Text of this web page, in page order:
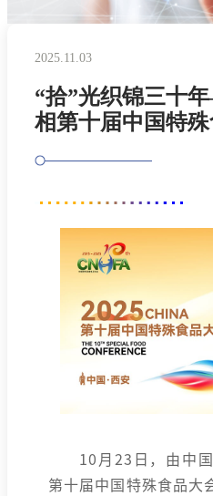
2025.11.03
“拾”光织锦三十
相第十届中国特
10月23日，由中
第十届中国特殊食品大